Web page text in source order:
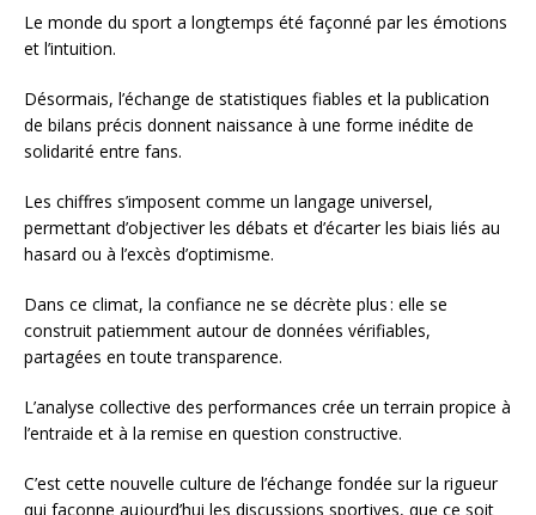
Le monde du sport a longtemps été façonné par les émotions
et l’intuition.
Désormais, l’échange de statistiques fiables et la publication
de bilans précis donnent naissance à une forme inédite de
solidarité entre fans.
Les chiffres s’imposent comme un langage universel,
permettant d’objectiver les débats et d’écarter les biais liés au
hasard ou à l’excès d’optimisme.
Dans ce climat, la confiance ne se décrète plus : elle se
construit patiemment autour de données vérifiables,
partagées en toute transparence.
L’analyse collective des performances crée un terrain propice à
l’entraide et à la remise en question constructive.
C’est cette nouvelle culture de l’échange fondée sur la rigueur
qui façonne aujourd’hui les discussions sportives, que ce soit